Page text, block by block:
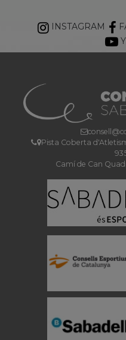
INSTAGRAM
Pista Coberta
Camí de Can